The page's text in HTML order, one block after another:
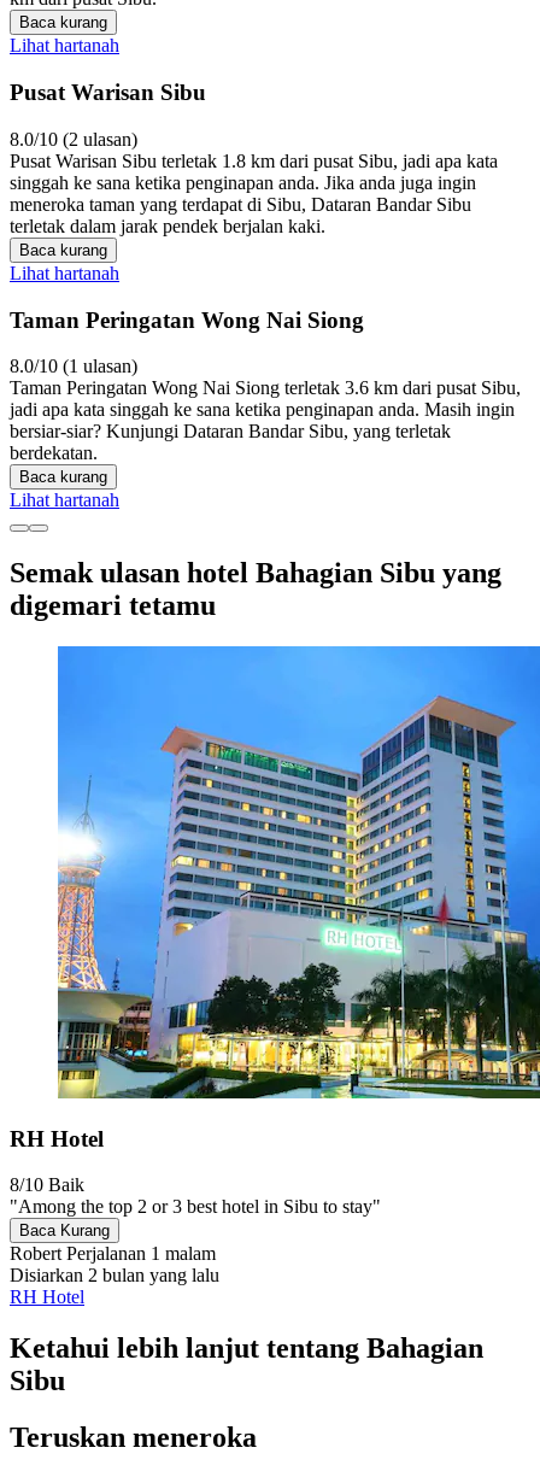
Baca kurang
Lihat hartanah
Pusat Warisan Sibu
8.0/10 (2 ulasan)
Pusat Warisan Sibu terletak 1.8 km dari pusat Sibu, jadi apa kata
singgah ke sana ketika penginapan anda. Jika anda juga ingin
meneroka taman yang terdapat di Sibu, Dataran Bandar Sibu
terletak dalam jarak pendek berjalan kaki.
Baca kurang
Lihat hartanah
Taman Peringatan Wong Nai Siong
8.0/10 (1 ulasan)
Taman Peringatan Wong Nai Siong terletak 3.6 km dari pusat Sibu,
jadi apa kata singgah ke sana ketika penginapan anda. Masih ingin
bersiar-siar? Kunjungi Dataran Bandar Sibu, yang terletak
berdekatan.
Baca kurang
Lihat hartanah
Semak ulasan hotel Bahagian Sibu yang
digemari tetamu
RH Hotel
8/10 Baik
"Among the top 2 or 3 best hotel in Sibu to stay"
Baca Kurang
RobertPerjalanan 1 malam
Disiarkan 2 bulan yang lalu
RH Hotel
Ketahui lebih lanjut tentang Bahagian
Sibu
Teruskan meneroka